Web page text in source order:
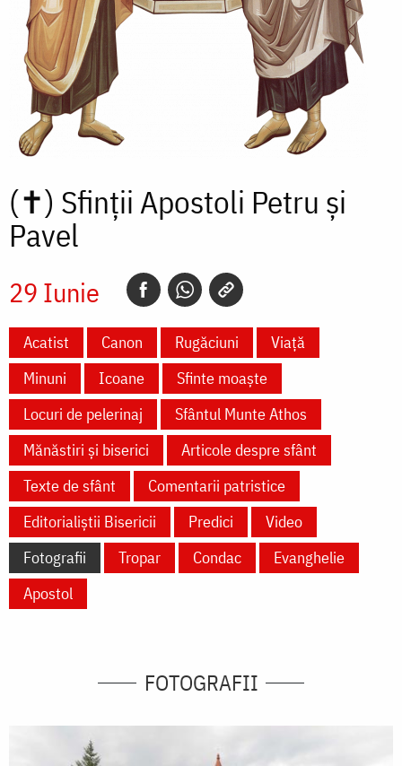
(✝) Sfinții Apostoli Petru și
Pavel
29 Iunie
Acatist Canon Rugăciuni
Viață
Minuni
Icoane
Sfinte moaște
Locuri de pelerinaj
Sfântul Munte Athos
Mănăstiri și biserici
Articole despre sfânt
Texte de sfânt
Comentarii patristice
Editorialiștii Bisericii
Predici
Video
Fotografii
Tropar Condac
Evanghelie
Apostol
FOTOGRAFII